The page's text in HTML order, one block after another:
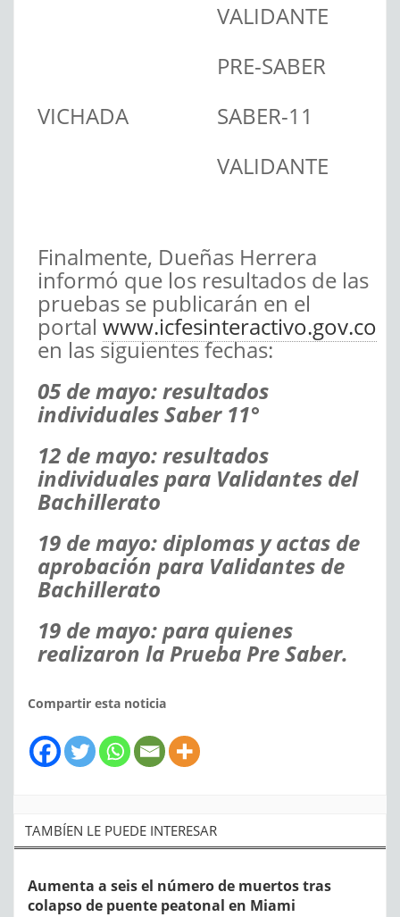
VALIDANTE
VICHADA
PRE-SABER
SABER-11
VALIDANTE
Finalmente, Dueñas Herrera
informó que los resultados de las
pruebas se publicarán en el
portal www.icfesinteractivo.gov.co
en las siguientes fechas:
05 de mayo:resultados
individuales Saber 11°
12 de mayo: resultados
individuales para Validantes del
Bachillerato
19 de mayo: diplomas y actas de
aprobación para Validantes de
Bachillerato
19 de mayo:para quienes
realizaron la Prueba Pre Saber.
Compartir esta noticia
TAMBÍEN LE PUEDE INTERESAR
Aumenta a seis el número de muertos tras
colapso de puente peatonal en Miami